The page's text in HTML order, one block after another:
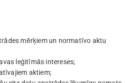
mērķiem un normatīvo aktu
leģitīmās intereses;
aktiem;